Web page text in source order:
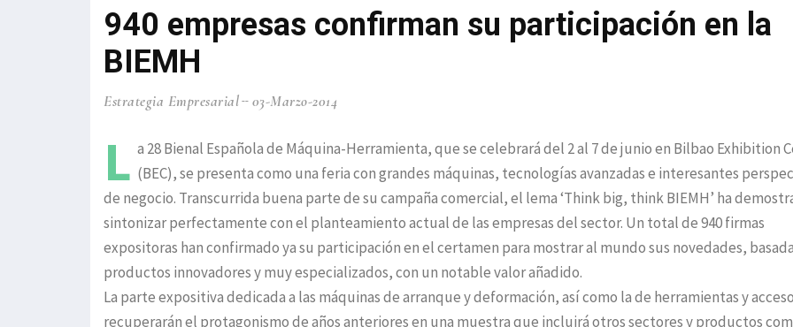
940 empresas confirman su participación en la
BIEMH
Estrategia Empresarial 03-Marzo-2014
L a 28 Bienal Española de Máquina-Herramienta, que se celebrará del 2 al 7 de junio en Bilbao Exhibition
(BEC), se presenta como una feria con grandes máquinas, tecnologías avanzadas e interesantes
de negocio. Transcurrida buena parte de su campaña comercial, el lema ‘Think big, think BIEMH’ ha
sintonizar perfectamente con el planteamiento actual de las empresas del sector. Un total de 940 firmas
expositoras han confirmado ya su participación en el certamen para mostrar al mundo sus novedades,
productos innovadores y muy especializados, con un notable valor añadido.
La parte expositiva dedicada a las máquinas de arranque y deformación, así como la de herramientas y
recuperarán el protagonismo de años anteriores en una muestra que incluirá otros sectores y productos